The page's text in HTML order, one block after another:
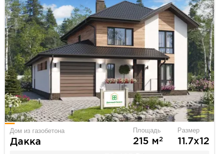
Дом из газобетона
Дакка
Площадь
215 м2
Размер
11.7х12